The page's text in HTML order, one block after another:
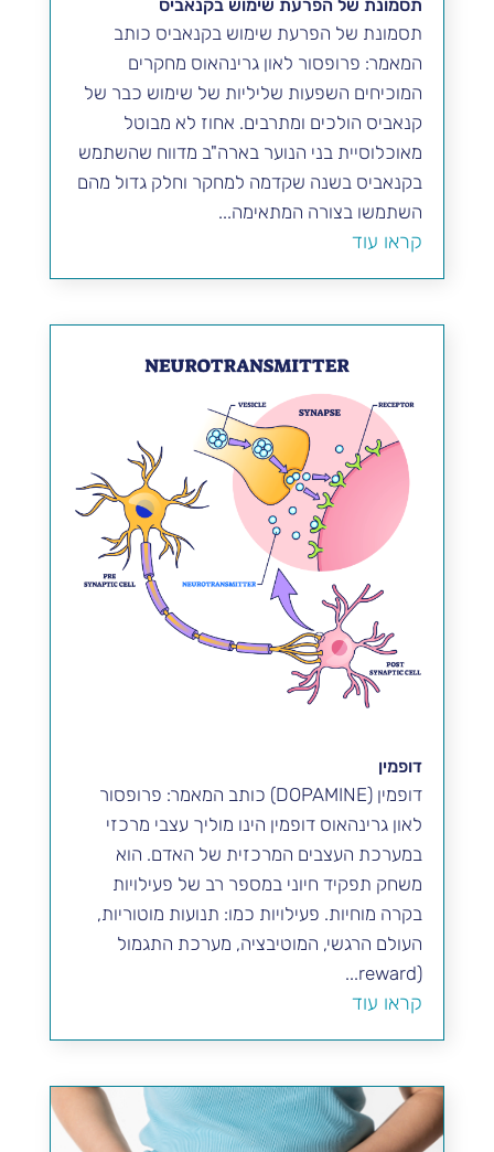
תסמונת של הפרעת שימוש בקנאביס
תסמונת של הפרעת שימוש בקנאביס כותב
המאמר: פרופסור לאון גרינהאוס מחקרים
המוכיחים השפעות שליליות של שימוש כבר של
קנאביס הולכים ומתרבים. אחוז לא מבוטל
מאוכלוסיית בני הנוער בארה"ב מדווח שהשתמש
בקנאביס בשנה שקדמה למחקר וחלק גדול מהם
השתמשו בצורה המתאימה...
קראו עוד
דופמין
דופמין (DOPAMINE) כותב המאמר: פרופסור
לאון גרינהאוס דופמין הינו מוליך עצבי מרכזי
במערכת העצבים המרכזית של האדם. הוא
משחק תפקיד חיוני במספר רב של פעילויות
בקרה מוחיות. פעילויות כמו: תנועות מוטוריות,
העולם הרגשי, המוטיבציה, מערכת התגמול
(reward...
קראו עוד